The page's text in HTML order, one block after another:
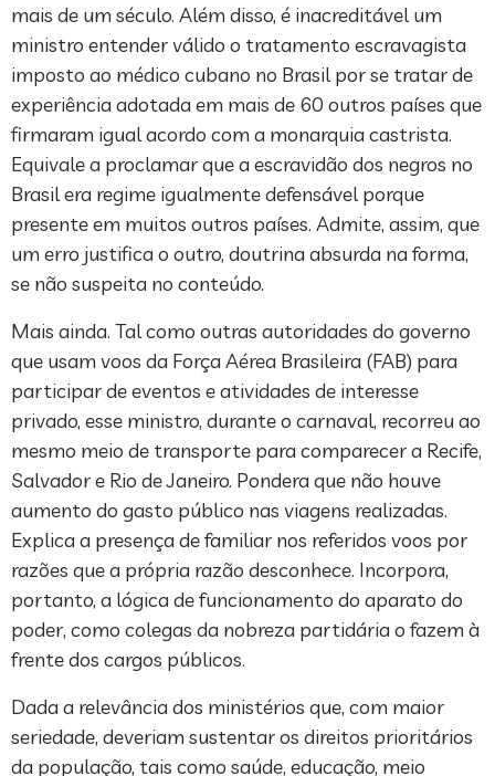
mais de um século. Além disso, é inacreditável um
ministro entender válido o tratamento escravagista
imposto ao médico cubano no Brasil por se tratar de
experiência adotada em mais de 60 outros países que
firmaram igual acordo com a monarquia castrista.
Equivale a proclamar que a escravidão dos negros no
Brasil era regime igualmente defensável porque
presente em muitos outros países. Admite, assim, que
um erro justifica o outro, doutrina absurda na forma,
se não suspeita no conteúdo.
Mais ainda. Tal como outras autoridades do governo
que usam voos da Força Aérea Brasileira (FAB) para
participar de eventos e atividades de interesse
privado, esse ministro, durante o carnaval, recorreu ao
mesmo meio de transporte para comparecer a Recife,
Salvador e Rio de Janeiro. Pondera que não houve
aumento do gasto público nas viagens realizadas.
Explica a presença de familiar nos referidos voos por
razões que a própria razão desconhece. Incorpora,
portanto, a lógica de funcionamento do aparato do
poder, como colegas da nobreza partidária o fazem à
frente dos cargos públicos.
Dada a relevância dos ministérios que, com maior
seriedade, deveriam sustentar os direitos prioritários
da população, tais como saúde, educação, meio